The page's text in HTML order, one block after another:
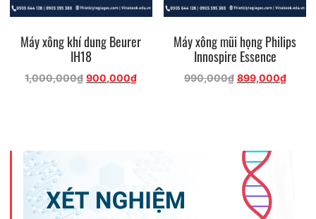
Máy xông khí dung Beurer
IH18
1,000,000₫ Giá
900,000₫Giá
Máy xông mũi họng Philips
Innospire Essence
990,000₫ Giá
899,000₫Giá